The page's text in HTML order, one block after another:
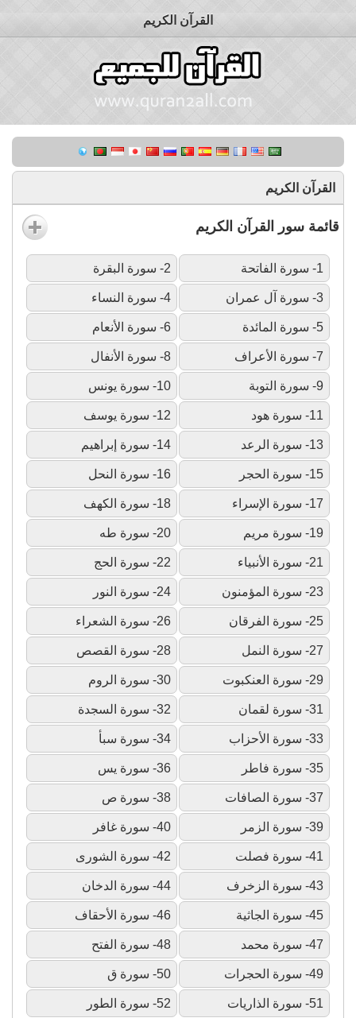
القرآن الكريم
القرآن الكريم
قائمة سور القرآن الكريم
1- سورة الفاتحة 2- سورة البقرة
3- سورة آل عمران 4- سورة النساء
5- سورة المائدة 6- سورة الأنعام
7- سورة الأعراف 8- سورة الأنفال
9- سورة التوبة 10- سورة يونس
11- سورة هود 12- سورة يوسف
13- سورة الرعد 14- سورة إبراهيم
15- سورة الحجر 16- سورة النحل
17- سورة الإسراء 18- سورة الكهف
19- سورة مريم 20- سورة طه
21- سورة الأنبياء 22- سورة الحج
23- سورة المؤمنون 24- سورة النور
25- سورة الفرقان 26- سورة الشعراء
27- سورة النمل 28- سورة القصص
29- سورة العنكبوت 30- سورة الروم
31- سورة لقمان 32- سورة السجدة
33- سورة الأحزاب 34- سورة سبأ
35- سورة فاطر 36- سورة يس
37- سورة الصافات 38- سورة ص
39- سورة الزمر 40- سورة غافر
41- سورة فصلت 42- سورة الشورى
43- سورة الزخرف 44- سورة الدخان
45- سورة الجاثية 46- سورة الأحقاف
47- سورة محمد 48- سورة الفتح
49- سورة الحجرات 50- سورة ق
51- سورة الذاريات 52- سورة الطور